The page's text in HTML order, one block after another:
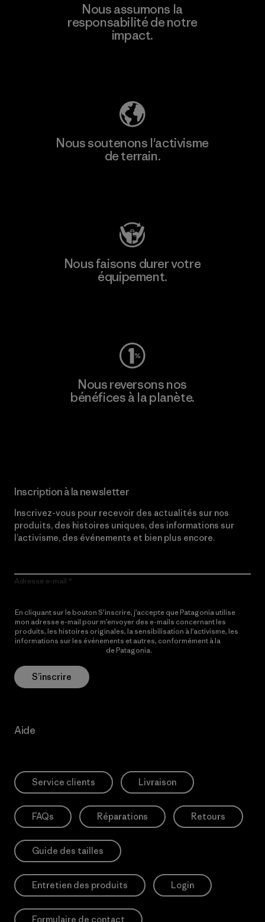
Nous assumons la
responsabilité de notre
impact.
Nous soutenons l'activisme
de terrain.
Nous faisons durer votre
équipement.
Nous reversons nos
bénéfices à la planète.
Inscription à la newsletter
Inscrivez-vous pour recevoir des actualités sur nos
produits, des histoires uniques, des informations sur
l’activisme, des événements et bien plus encore.
Adresse e-mail
En cliquant sur le bouton S’inscrire, j’accepte que Patagonia utilise
mon adresse e-mail pour m’envoyer des e-mails concernant les
produits, les histoires originales, la sensibilisation à l’activisme, les
informations sur les événements et autres, conformément à la
de Patagonia.
S’inscrire
Aide
Service clients Livraison
FAQs Réparations Retours
Guide des tailles
Entretien des produits Login
Formulaire de contact